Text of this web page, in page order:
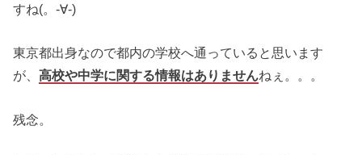
すね(。-∀-)
東京都出身なので都内の学校へ通っていると思います
が、高校や中学に関する情報はありませんねぇ。。。
残念。